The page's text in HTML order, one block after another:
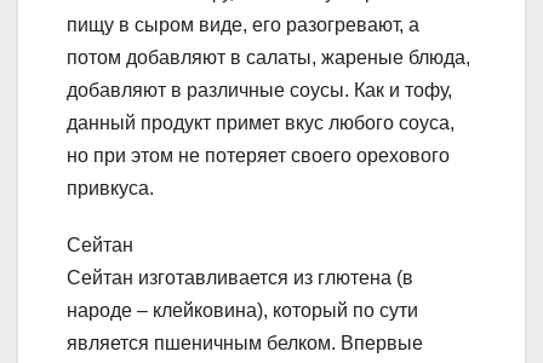
пищу в сыром виде, его разогревают, а
потом добавляют в салаты, жареные блюда,
добавляют в различные соусы. Как и тофу,
данный продукт примет вкус любого соуса,
но при этом не потеряет своего орехового
привкуса.
Сейтан
Сейтан изготавливается из глютена (в
народе – клейковина), который по сути
является пшеничным белком. Впервые